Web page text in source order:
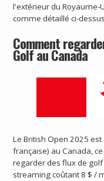
l'extérieur du Royaume-
comme détaillé ci-
Comment
Golf au Canada
Le British Open 2025
française) au Canada,
regarder des flux de
streaming coûtant 8 $ /